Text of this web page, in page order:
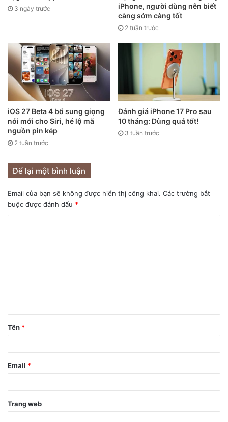
3 ngày trước
iPhone, người dùng nên biết
càng sớm càng tốt
2 tuần trước
iOS 27 Beta 4 bổ sung giọng
nói mới cho Siri, hé lộ mã
nguồn pin kép
2 tuần trước
Đánh giá iPhone 17 Pro sau
10 tháng: Dùng quá tốt!
3 tuần trước
Để lại một bình luận
Email của bạn sẽ không được hiển thị công khai. Các trường bắt
buộc được đánh dấu *
Tên *
Email *
Trang web